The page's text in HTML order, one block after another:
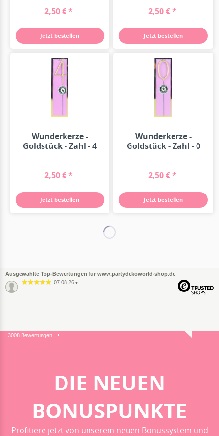
2,50 € *
Jetzt bestellen
2,50 € *
Jetzt bestellen
Wunderkerze -
Goldstück - Zahl - 4
2,50 € *
Jetzt bestellen
Wunderkerze -
Goldstück - Zahl - 0
2,50 € *
Jetzt bestellen
Ausgewählte Top-Bewertungen für www.partydekoworld-shop.de
07.08.26 ▼
05.08.26▼
3008 Bewertungen
DIE NEUEN
BONUSPUNKTE
Profitiere jetzt von unserem neuen Bonussystem und